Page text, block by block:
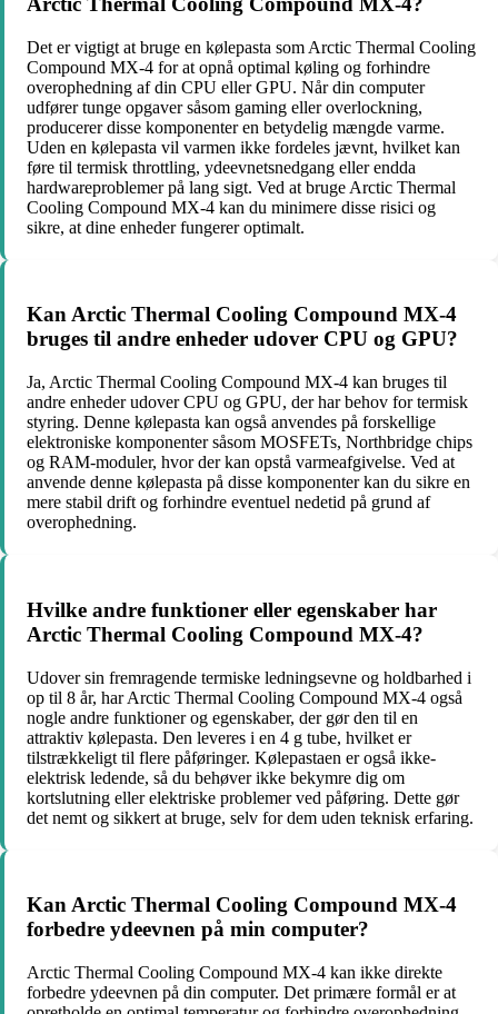
Det er vigtigt at bruge en kølepasta som Arctic Thermal Cooling
Compound MX-4 for at opnå optimal køling og forhindre
overophedning af din CPU eller GPU. Når din computer
udfører tunge opgaver såsom gaming eller overlockning,
producerer disse komponenter en betydelig mængde varme.
Uden en kølepasta vil varmen ikke fordeles jævnt, hvilket kan
føre til termisk throttling, ydeevnetsnedgang eller endda
hardwareproblemer på lang sigt. Ved at bruge Arctic Thermal
Cooling Compound MX-4 kan du minimere disse risici og
sikre, at dine enheder fungerer optimalt.
Kan Arctic Thermal Cooling Compound MX-4
bruges til andre enheder udover CPU og GPU?
Ja, Arctic Thermal Cooling Compound MX-4 kan bruges til
andre enheder udover CPU og GPU, der har behov for termisk
styring. Denne kølepasta kan også anvendes på forskellige
elektroniske komponenter såsom MOSFETs, Northbridge chips
og RAM-moduler, hvor der kan opstå varmeafgivelse. Ved at
anvende denne kølepasta på disse komponenter kan du sikre en
mere stabil drift og forhindre eventuel nedetid på grund af
overophedning.
Hvilke andre funktioner eller egenskaber har
Arctic Thermal Cooling Compound MX-4?
Udover sin fremragende termiske ledningsevne og holdbarhed i
op til 8 år, har Arctic Thermal Cooling Compound MX-4 også
nogle andre funktioner og egenskaber, der gør den til en
attraktiv kølepasta. Den leveres i en 4 g tube, hvilket er
tilstrækkeligt til flere påføringer. Kølepastaen er også ikke-
elektrisk ledende, så du behøver ikke bekymre dig om
kortslutning eller elektriske problemer ved påføring. Dette gør
det nemt og sikkert at bruge, selv for dem uden teknisk erfaring.
Kan Arctic Thermal Cooling Compound MX-4
forbedre ydeevnen på min computer?
Arctic Thermal Cooling Compound MX-4 kan ikke direkte
forbedre ydeevnen på din computer. Det primære formål er at